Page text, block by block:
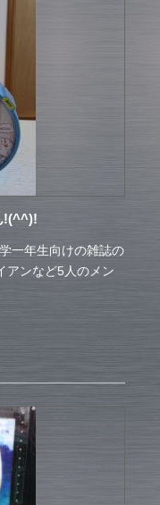
!(^^)!
一年生向けの雑誌の
アンなど5人のメン